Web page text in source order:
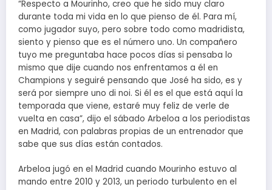
“Respecto a Mourinho, creo que he sido muy claro
durante toda mi vida en lo que pienso de él. Para mí,
como jugador suyo, pero sobre todo como madridista,
siento y pienso que es el número uno. Un compañero
tuyo me preguntaba hace pocos días si pensaba lo
mismo que dije cuando nos enfrentamos a él en
Champions y seguiré pensando que José ha sido, es y
será por siempre uno di noi. Si él es el que está aquí la
temporada que viene, estaré muy feliz de verle de
vuelta en casa”, dijo el sábado Arbeloa a los periodistas
en Madrid, con palabras propias de un entrenador que
sabe que sus días están contados.
Arbeloa jugó en el Madrid cuando Mourinho estuvo al
mando entre 2010 y 2013, un periodo turbulento en el